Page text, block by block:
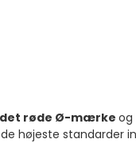
det røde Ø-mærke og
højeste standarder